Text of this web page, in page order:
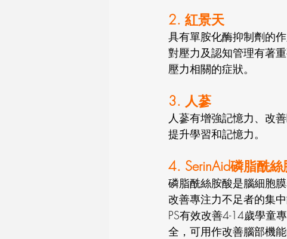
2. 紅景天
具有單胺化酶抑制劑的
對壓力及認知管理有著
壓力相關的症狀。
3. 人蔘
人蔘有增強記憶力、改
提升學習和記憶力。
4. SerinAid磷脂酰絲
磷脂酰絲胺酸是腦細胞
改善專注力不足者的集
PS有效改善4-14歲學童
全，可用作改善腦部機能